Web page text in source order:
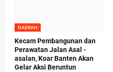
DAERAH
Kecam Pembangunan dan
Perawatan Jalan Asal -
asalan, Koar Banten Akan
Gelar Aksi Beruntun